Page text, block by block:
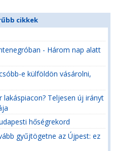
cikkek
- Három nap alatt
e külföldön vásárolni,
Teljesen új irányt
hőségrekord
gyűjtögetne az Újpest: ez